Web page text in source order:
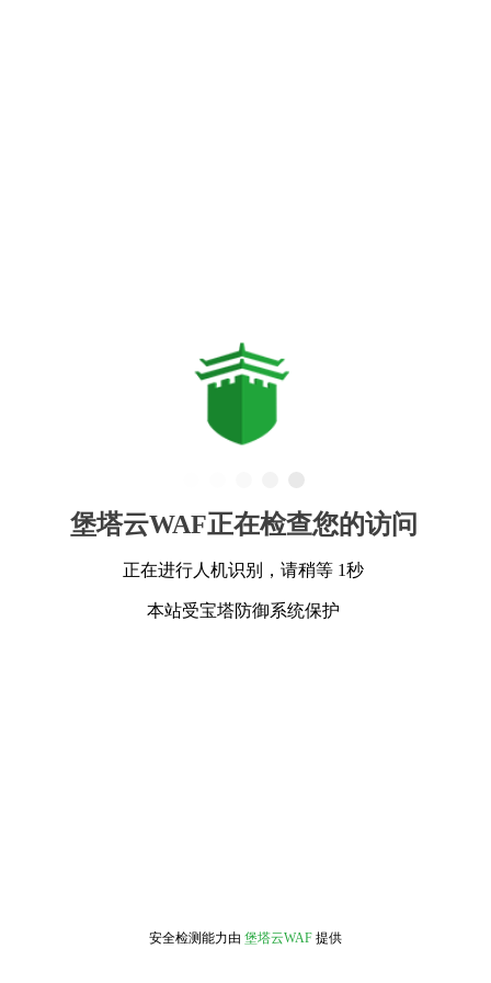
堡塔云WAF正在检查您的访问
正在进行人机识别，请稍等 1秒
本站受宝塔防御系统保护
安全检测能力由 堡塔云WAF 提供